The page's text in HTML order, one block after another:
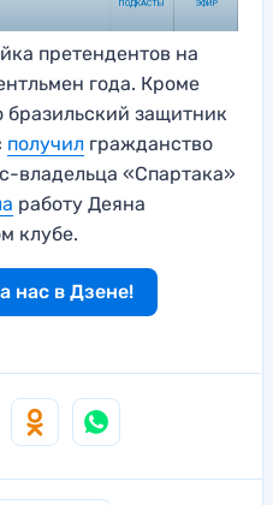
претендентов на
года. Кроме
бразильский защитник
получил гражданство
владельца «Спартака»
работу Деяна
клубе.
нас в Дзене!